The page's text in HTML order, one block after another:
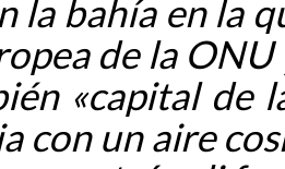
la bahía en la
de la
«capital de
con un aire